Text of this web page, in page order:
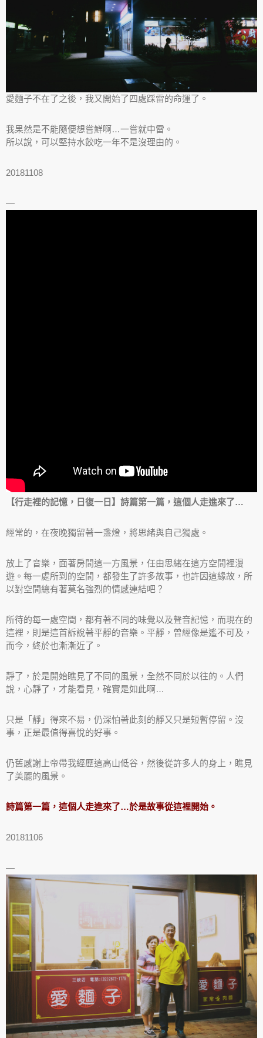
愛麵子不在了之後，我又開始了四處踩雷的命運了。
我果然是不能隨便想嘗鮮啊…一嘗就中雷。
所以說，可以堅持水餃吃一年不是沒理由的。
20181108
—
【行走裡的記憶，日復一日】詩篇第一篇，這個人走進來了…
經常的，在夜晚獨留著一盞燈，將思緒與自己獨處。
放上了音樂，面著房間這一方風景，任由思緒在這方空間裡漫
遊。每一處所到的空間，都發生了許多故事，也許因這緣故，所
以對空間總有著莫名強烈的情感連結吧？
所待的每一處空間，都有著不同的味覺以及聲音記憶，而現在的
這裡，則是這首訴說著平靜的音樂。平靜，曾經像是遙不可及，
而今，終於也漸漸近了。
靜了，於是開始瞧見了不同的風景，全然不同於以往的。人們
說，心靜了，才能看見，確實是如此啊…
只是「靜」得來不易，仍深怕著此刻的靜又只是短暫停留。沒
事，正是最值得喜悅的好事。
仍舊感謝上帝帶我經歷這高山低谷，然後從許多人的身上，瞧見
了美麗的風景。
詩篇第一篇，這個人走進來了…於是故事從這裡開始。
20181106
—